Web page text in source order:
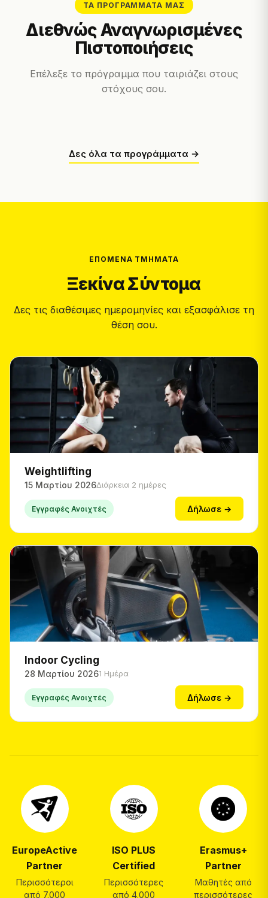
ΤΑ ΠΡΟΓΡΆΜΜΑΤΆ ΜΑΣ
Διεθνώς Αναγνωρισμένες
Πιστοποιήσεις
Επέλεξε το πρόγραμμα που ταιριάζει στους
στόχους σου.
Δες όλα τα προγράμματα →
ΕΠΌΜΕΝΑ ΤΜΉΜΑΤΑ
Ξεκίνα Σύντομα
Δες τις διαθέσιμες ημερομηνίες και εξασφάλισε τη
θέση σου.
Weightlifting
15 Μαρτίου 2026Διάρκεια 2 ημέρες
Εγγραφές Ανοιχτές Δήλωσε →
Indoor Cycling
28 Μαρτίου 20261 Ημέρα
Εγγραφές Ανοιχτές Δήλωσε →
EuropeActive
Partner
Περισσότεροι
από 7.000
ISO PLUS
Certified
Περισσότερες
από 4.000
Erasmus+
Partner
Μαθητές από
περισσότερες